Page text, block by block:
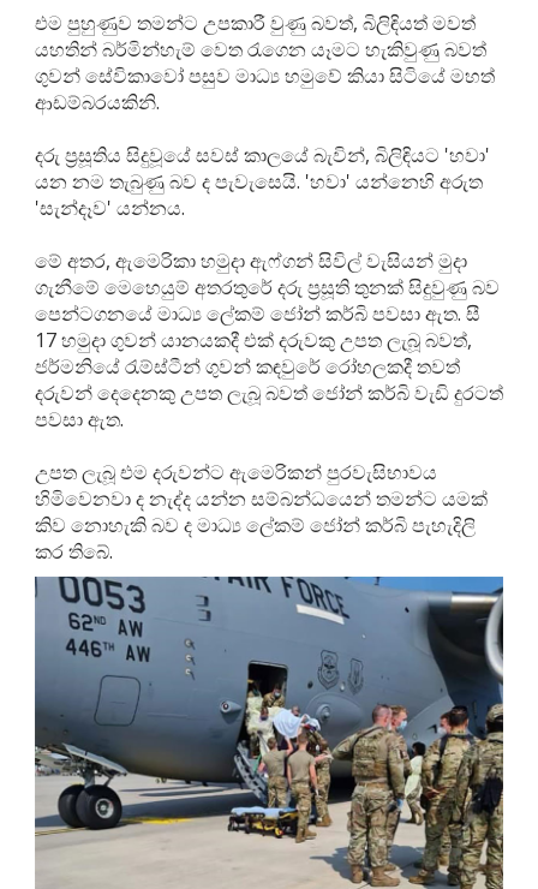
එම පුහුණුව තමන්ට උපකාරී වුණු බවත්, බිලිඳියත් මවත්
යහතින් බර්මින්හැම් වෙත රැගෙන යෑමට හැකිවුණු බවත්
ගුවන් සේවිකාවෝ පසුව මාධ්‍ය හමුවේ කියා සිටියේ මහත්
ආඩම්බරයකිනි.
දරු ප්‍රසූතිය සිදුවූයේ සවස් කාලයේ බැවින්, බිලිඳියට 'හවා'
යන නම තැබුණු බව ද පැවැසෙයි. 'හවා' යන්නෙහි අරුත
'සැන්දෑව' යන්නය.
මේ අතර, ඇමෙරිකා හමුදා ඇෆ්ගන් සිවිල් වැසියන් මුදා
ගැනීමේ මෙහෙයුම් අතරතුරේ දරු ප්‍රසූති තුනක් සිදුවුණු බව
පෙන්ටගනයේ මාධ්‍ය ලේකම් ජෝන් කර්බි පවසා ඇත. සී
17 හමුදා ගුවන් යානයකදී එක් දරුවකු උපත ලැබූ බවත්,
ජර්මනියේ රැම්ස්ටීන් ගුවන් කඳවුරේ රෝහලකදී තවත්
දරුවන් දෙදෙනකු උපත ලැබූ බවත් ජෝන් කර්බි වැඩි දුරටත්
පවසා ඇත.
උපත ලැබූ එම දරුවන්ට ඇමෙරිකන් පුරවැසිභාවය
හිමිවෙනවා ද නැද්ද යන්න සම්බන්ධයෙන් තමන්ට යමක්
කිව නොහැකි බව ද මාධ්‍ය ලේකම් ජෝන් කර්බි පැහැදිලි
කර තිබේ.